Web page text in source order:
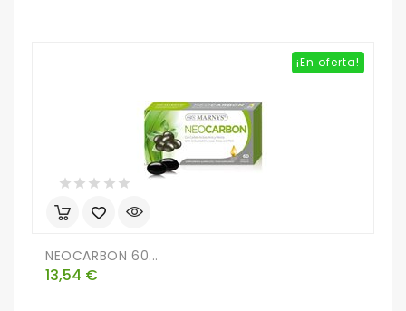
¡En oferta!
NEOCARBON 60...
Precio
13,54 €